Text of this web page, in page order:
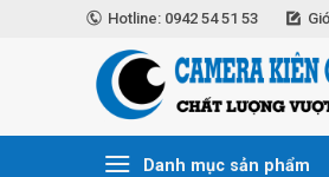
Hotline: 0942 54 51 53
Danh mục sản phẩm